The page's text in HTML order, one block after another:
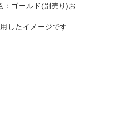
ゴールド(別売り)お
したイメージです